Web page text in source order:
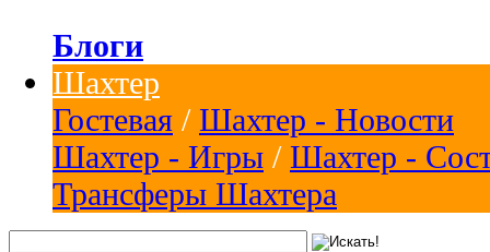
Блоги
Шахтер
Гостевая / Шахтер - Новости
Шахтер - Игры / Шахтер -
Трансферы Шахтера